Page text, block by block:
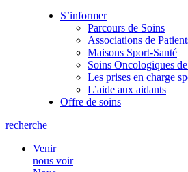
S’informer
Parcours de Soins
Associations de
Maisons Sport-Santé
Soins Oncologiques
Les prises en charge
L’aide aux aidants
Offre de soins
recherche
Venir
nous voir